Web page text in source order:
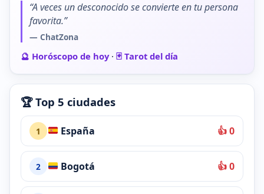
“A veces un desconocido se convierte en tu persona
favorita.”
— ChatZona
🔮 Horóscopo de hoy· 🃏 Tarot del día
🏆 Top 5 ciudades
1 España 👍 0
2 Bogotá 👍 0